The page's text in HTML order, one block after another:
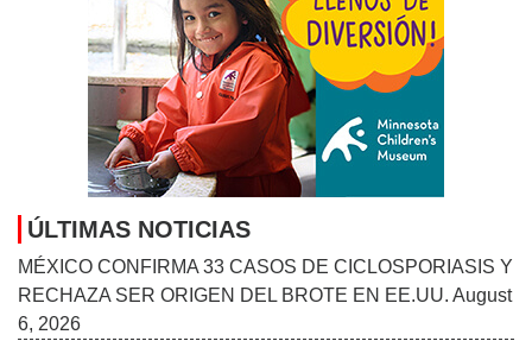
ÚLTIMAS NOTICIAS
MÉXICO CONFIRMA 33 CASOS DE CICLOSPORIASIS Y
RECHAZA SER ORIGEN DEL BROTE EN EE.UU. August
6, 2026